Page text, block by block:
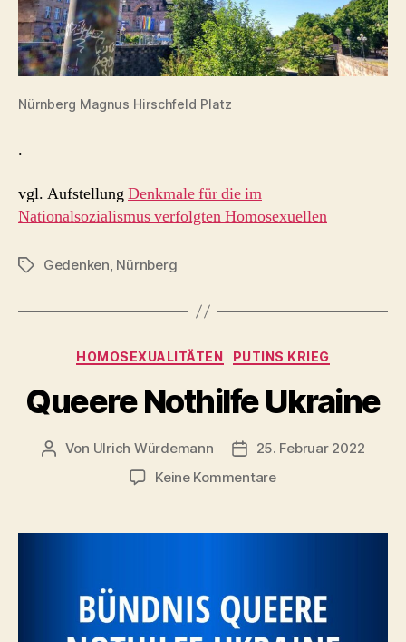
Nürnberg Magnus Hirschfeld Platz
.
vgl. AufstellungDenkmale für die im
Nationalsozialismus verfolgten Homosexuellen
Schlagwörter
Gedenken Nürnberg
Kategorien
HOMOSEXUALITÄTEN PUTINS KRIEG
Queere Nothilfe Ukraine
Beitragsautor
Von Ulrich Würdemann Beitragsdatum
25. Februar 2022
Keine Kommentarezu
Ukraine